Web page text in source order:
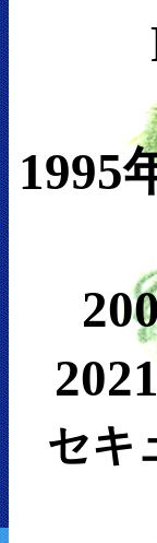
1995
セキ